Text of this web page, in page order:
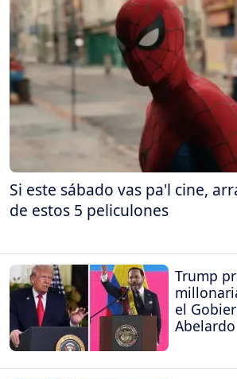
Si este sábado vas pa'l cine,
de estos 5 peliculones
Trump
el
Abelardo